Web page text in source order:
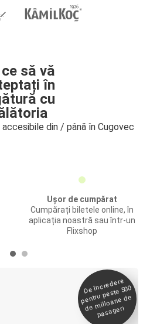
să vă
în
cu
din / până în Cugovec
Ușor de cumpărat
Cumpărați biletele online, în
aplicația noastră sau într-un
Flixshop
De încredere
pentru peste 500
de
milioane de
pasageri